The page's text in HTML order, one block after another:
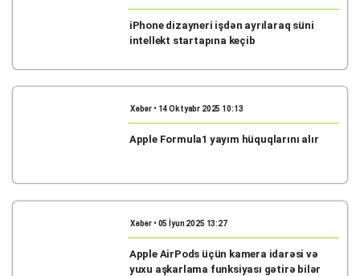
iPhone dizayneri işdən ayrılaraq süni
intellekt startapına keçib
Xəbər • 14 Oktyabr 2025 10:13
Apple Formula1 yayım hüquqlarını alır
Xəbər • 05 İyun 2025 13:27
Apple AirPods üçün kamera idarəsi və
yuxu aşkarlama funksiyası gətirə bilər